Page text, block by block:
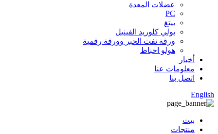
عضلات المعدة
PC
بيتغ
بولي كلوريد الفينيل
ورقة نفث الحبر وورقة رقمية
هولو احباط
أخبار
معلومات عنا
اتصل بنا
English
بيت
منتجات